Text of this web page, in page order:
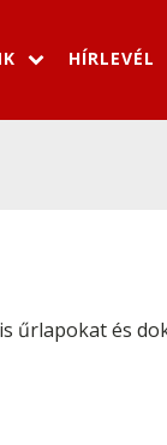
HÍRLEVÉL
űrlapokat és